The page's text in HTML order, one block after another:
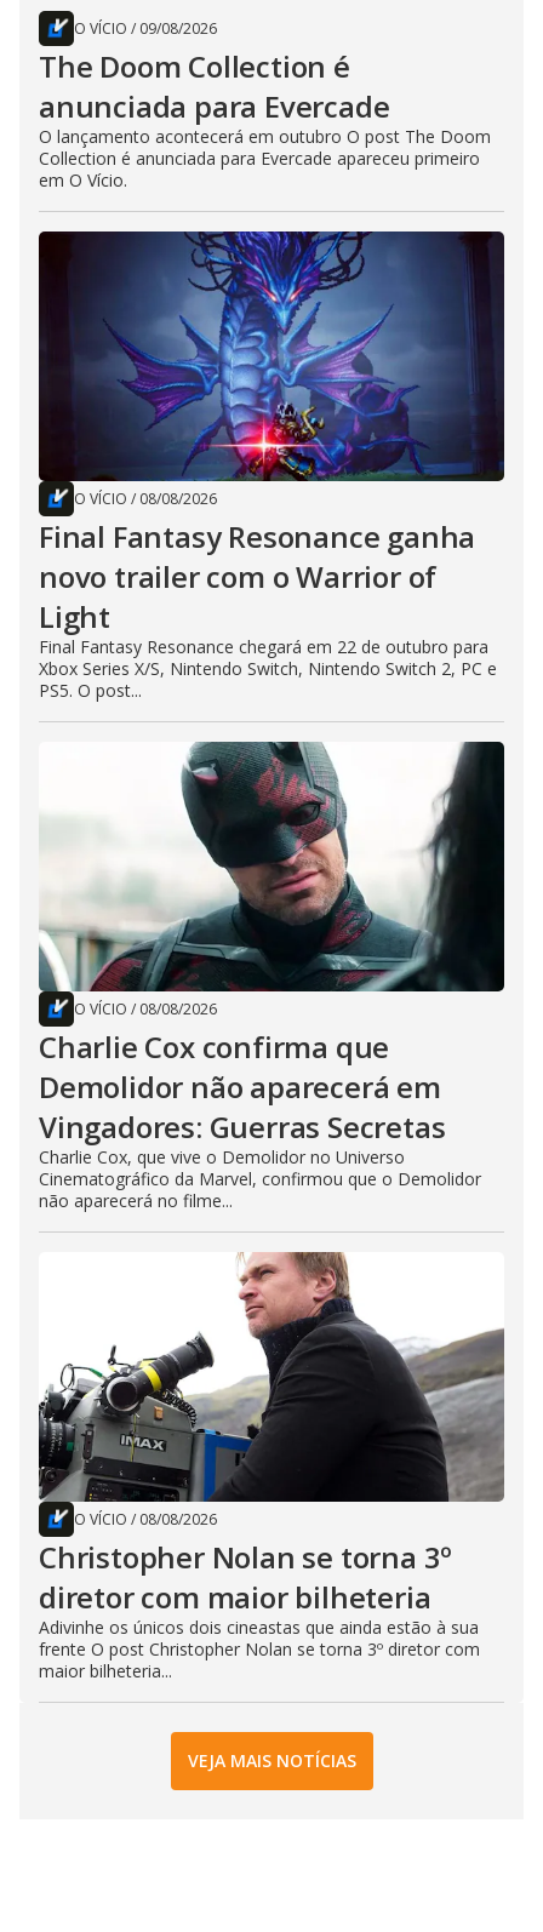
O VÍCIO / 09/08/2026
The Doom Collection é
anunciada para Evercade
O lançamento acontecerá em outubro O post The Doom
Collection é anunciada para Evercade apareceu primeiro
em O Vício.
O VÍCIO / 08/08/2026
Final Fantasy Resonance ganha
novo trailer com o Warrior of
Light
Final Fantasy Resonance chegará em 22 de outubro para
Xbox Series X/S, Nintendo Switch, Nintendo Switch 2, PC e
PS5. O post...
O VÍCIO / 08/08/2026
Charlie Cox confirma que
Demolidor não aparecerá em
Vingadores: Guerras Secretas
Charlie Cox, que vive o Demolidor no Universo
Cinematográfico da Marvel, confirmou que o Demolidor
não aparecerá no filme...
O VÍCIO / 08/08/2026
Christopher Nolan se torna 3º
diretor com maior bilheteria
Adivinhe os únicos dois cineastas que ainda estão à sua
frente O post Christopher Nolan se torna 3º diretor com
maior bilheteria...
VEJA MAIS NOTÍCIAS